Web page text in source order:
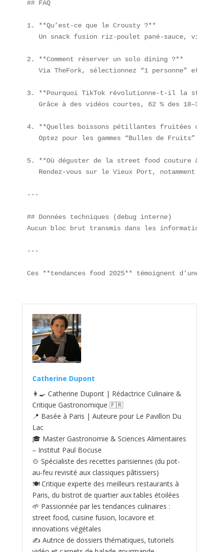
## FAQ
1. **Qu’est-ce que le Crousty ?**
Un snack fusion riz-poulet pané-sauce, viral
2. **Comment réserver un solo dining ?**
Via TheFork, sélectionnez “1 personne” et
3. **Pourquoi TikTok révolutionne-t-il la
Grâce à des vidéos courtes, 62 % des 18–35
4. **Quelles boissons pétillantes fruitées
Optez pour les gammes “Bulles de Fruits” de
5. **Où déguster de la street food couture à
Rendez-vous sur le Vieux Port, notamment au
---
## Données techniques (debug interne)
Aucun bloc brut transmis dans les informations
---
Ces **tendances food 2025** témoignent
Catherine Dupont
👩‍🍳 Catherine Dupont | Rédactrice Culinaire &
Critique Gastronomique 🇫🇷
📍 Basée à Paris | Auteure pour Le Pavillon Du
Lac
🎓 Master Gastronomie & Sciences Alimentaires
– Institut Paul Bocuse
🍲 Spécialiste des recettes parisiennes (du pot-
au‑feu revisité aux classiques pâtissiers)
🍽️ Critique experte des meilleurs restaurants à
Paris, du bistrot de quartier aux tables étoilées
🌱 Passionnée par les tendances culinaires :
street food, cuisine fusion, locavore et
innovations végétales
✍️ Autrice de dossiers thématiques, tutoriels